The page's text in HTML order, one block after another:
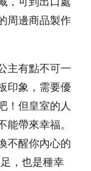
周邊商品製作
主有點不可一
印象，需要優
！但皇室的人
帶來幸福。
不醒你內心的
，也是種幸